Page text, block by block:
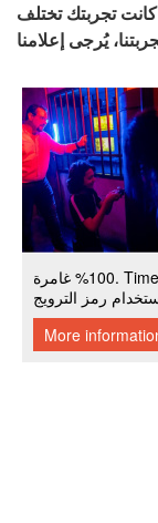
كانت تجربتك تختلف